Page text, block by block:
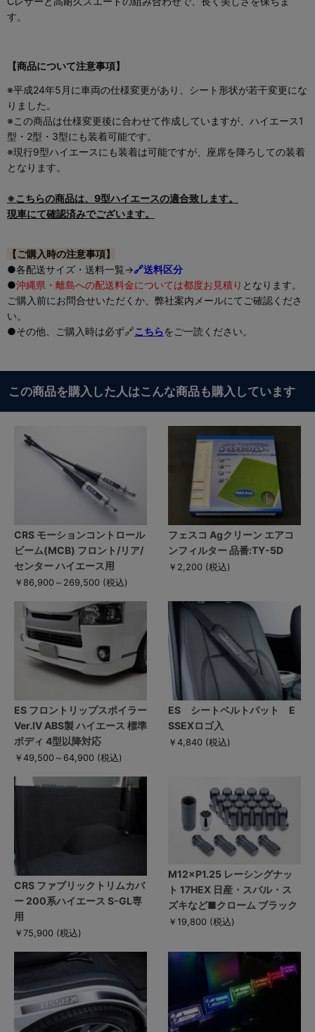
す。
【商品について注意事項】
※平成24年5月に車両の仕様変更があり、シート形状が若干変更にな
りました。
※この商品は仕様変更後に合わせて作成していますが、ハイエース1
型・2型・3型にも装着可能です。
※現行9型ハイエースにも装着は可能ですが、座席を降ろしての装着
となります。
※こちらの商品は、9型ハイエースの適合致します。
現車にて確認済みでございます。
【ご購入時の注意事項】
●各配送サイズ・送料一覧→🔗送料区分
●沖縄県・離島への配送料金については都度お見積り となります。
ご購入前にお問合せいただくか、弊社案内メールにてご確認くださ
い。
●その他、ご購入時は必ず🔗こちらをご一読ください。
この商品を購入した人はこんな商品も購入しています
CRS モーションコントロール
ビーム(MCB) フロント/リア/
センター ハイエース用
￥86,900～269,500 (税込)
フェスコ Agクリーン エアコ
ンフィルター 品番:TY-5D
￥2,200 (税込)
ES フロントリップスポイラー
Ver.IV ABS製 ハイエース 標準
ボディ 4型以降対応
￥49,500～64,900 (税込)
ES シートベルトパット E
SSEXロゴ入
￥4,840 (税込)
CRS ファブリックトリムカバ
ー 200系ハイエース S-GL専
用
￥75,900 (税込)
M12×P1.25 レーシングナッ
ト 17HEX 日産・スバル・ス
ズキなど■クローム ブラック
￥19,800 (税込)